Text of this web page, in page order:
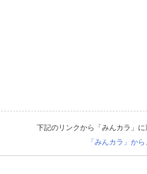
下記のリンクから「みんカラ」に
「みんカラ」か